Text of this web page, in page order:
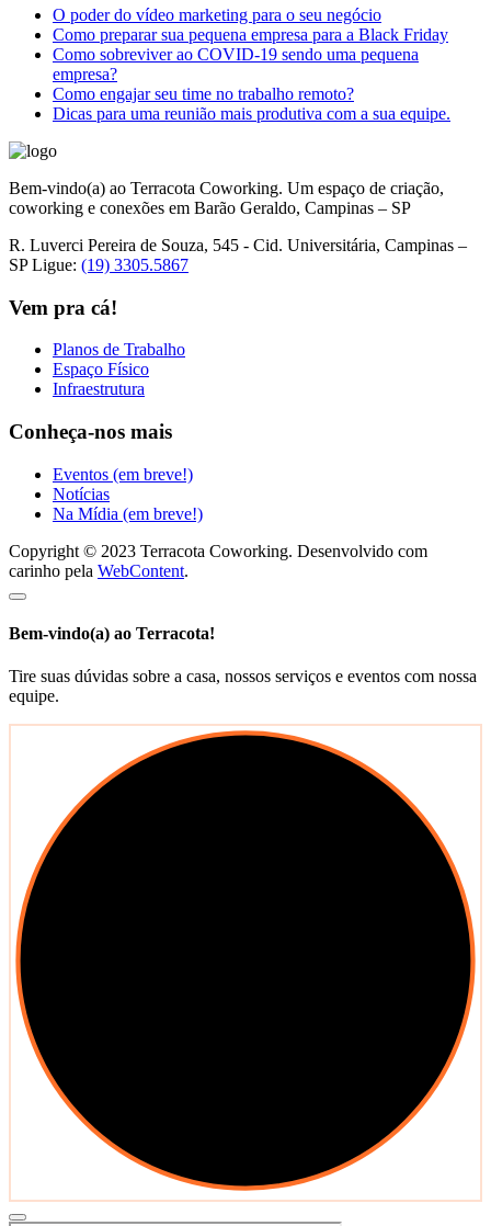
O poder do vídeo marketing para o seu negócio
Como preparar sua pequena empresa para a Black Friday
Como sobreviver ao COVID-19 sendo uma pequena
empresa?
Como engajar seu time no trabalho remoto?
Dicas para uma reunião mais produtiva com a sua equipe.
Bem-vindo(a) ao Terracota Coworking. Um espaço de criação,
coworking e conexões em Barão Geraldo, Campinas – SP
R. Luverci Pereira de Souza, 545 - Cid. Universitária, Campinas –
SP Ligue: (19) 3305.5867
Vem pra cá!
Planos de Trabalho
Espaço Físico
Infraestrutura
Conheça-nos mais
Eventos (em breve!)
Notícias
Na Mídia (em breve!)
Copyright © 2023 Terracota Coworking. Desenvolvido com
carinho pela WebContent.
Bem-vindo(a) ao Terracota!
Tire suas dúvidas sobre a casa, nossos serviços e eventos com nossa
equipe.